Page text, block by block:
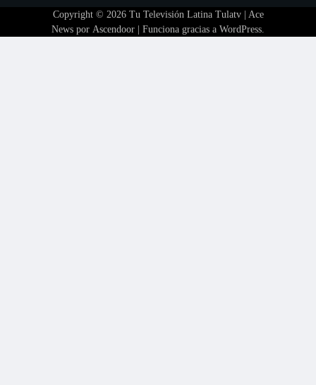
Copyright © 2026 Tu Televisión Latina Tulatv| Ace
News por Ascendoor | Funciona gracias a WordPress.